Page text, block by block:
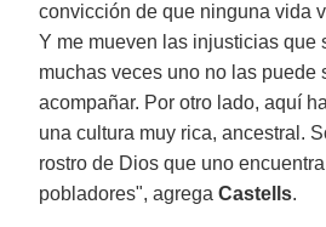
convicción de que ninguna vida
Y me mueven las injusticias que
muchas veces uno no las puede
acompañar. Por otro lado, aquí
una cultura muy rica, ancestral.
rostro de Dios que uno
pobladores", agregaCastells.